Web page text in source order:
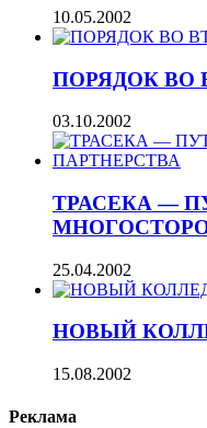
10.05.2002
ПОРЯДОК ВО
03.10.2002
ТРАСЕКА —
25.04.2002
НОВЫЙ
15.08.2002
Реклама